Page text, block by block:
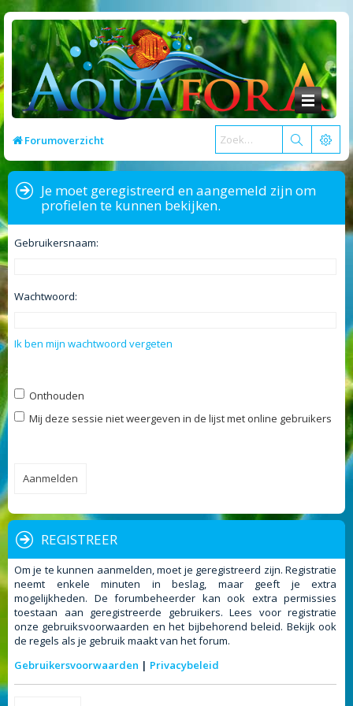
Forumoverzicht
Je moet geregistreerd en aangemeld zijn om
profielen te kunnen bekijken.
Gebruikersnaam:
Wachtwoord:
Ik ben mijn wachtwoord vergeten
Onthouden
Mij deze sessie niet weergeven in de lijst met online gebruikers
REGISTREER
Om je te kunnen aanmelden, moet je geregistreerd zijn. Registratie
neemt enkele minuten in beslag, maar geeft je extra
mogelijkheden. De forumbeheerder kan ook extra permissies
toestaan aan geregistreerde gebruikers. Lees voor registratie
onze gebruiksvoorwaarden en het bijbehorend beleid. Bekijk ook
de regels als je gebruik maakt van het forum.
Gebruikersvoorwaarden | Privacybeleid